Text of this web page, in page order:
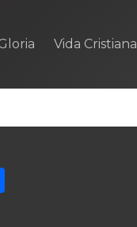
Vida Cristiana